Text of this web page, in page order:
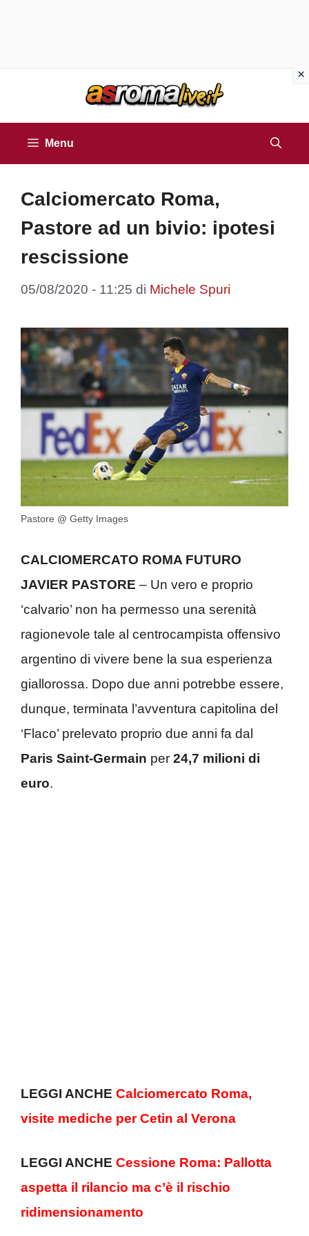
Menu
Calciomercato Roma,
Pastore ad un bivio: ipotesi
rescissione
05/08/2020 - 11:25 di Michele Spuri
Pastore @ Getty Images
CALCIOMERCATO ROMA FUTURO
JAVIER PASTORE – Un vero e proprio
‘calvario’ non ha permesso una serenità
ragionevole tale al centrocampista offensivo
argentino di vivere bene la sua esperienza
giallorossa. Dopo due anni potrebbe essere,
dunque, terminata l’avventura capitolina del
‘Flaco’ prelevato proprio due anni fa dal
Paris Saint-Germain per 24,7 milioni di
euro.
LEGGI ANCHE Calciomercato Roma,
visite mediche per Cetin al Verona
LEGGI ANCHE Cessione Roma: Pallotta
aspetta il rilancio ma c’è il rischio
ridimensionamento